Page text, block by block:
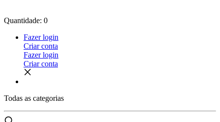
Quantidade: 0
Fazer login
Criar conta
Fazer login
Criar conta
Todas as categorias